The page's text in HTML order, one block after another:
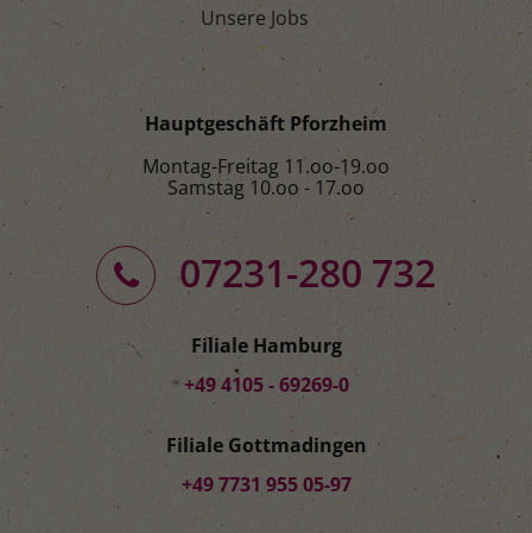
Unsere Jobs
Hauptgeschäft Pforzheim
Montag-Freitag 11.oo-19.oo
Samstag 10.oo - 17.oo
07231-280 732
Filiale Hamburg
+49 4105 - 69269-0
Filiale Gottmadingen
+49 7731 955 05-97